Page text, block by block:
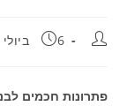
מחבר: פורסם:
6 ביולי 2026
פתרונות חכמים